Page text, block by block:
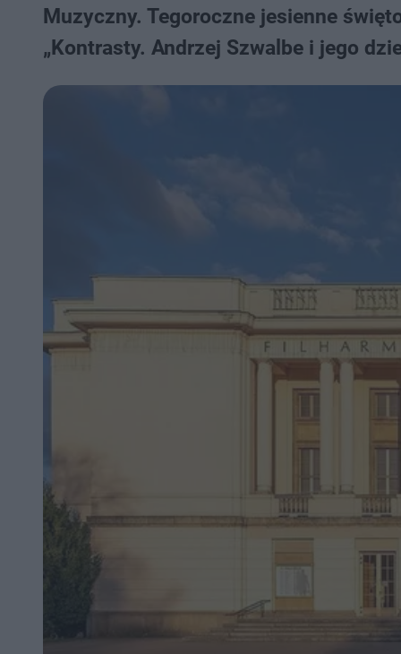
Muzyczny. Tegoroczne jesienne
„Kontrasty. Andrzej Szwalbe i jego